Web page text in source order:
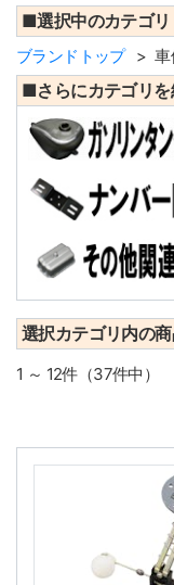
■選択中のカテゴリ
ブランドトップ 車
■さらにカテゴリを
選択カテゴリ内の
1 ～ 12件（37件中）